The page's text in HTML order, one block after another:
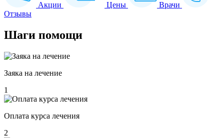
Акции Цены
Врачи
Отзывы
Шаги помощи
Заяка на лечение
1
Оплата курса лечения
2